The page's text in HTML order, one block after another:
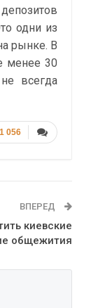
одни из
рынке. В
менее 30
всегда
1 056
ВПЕРЕД
киевские
общежития